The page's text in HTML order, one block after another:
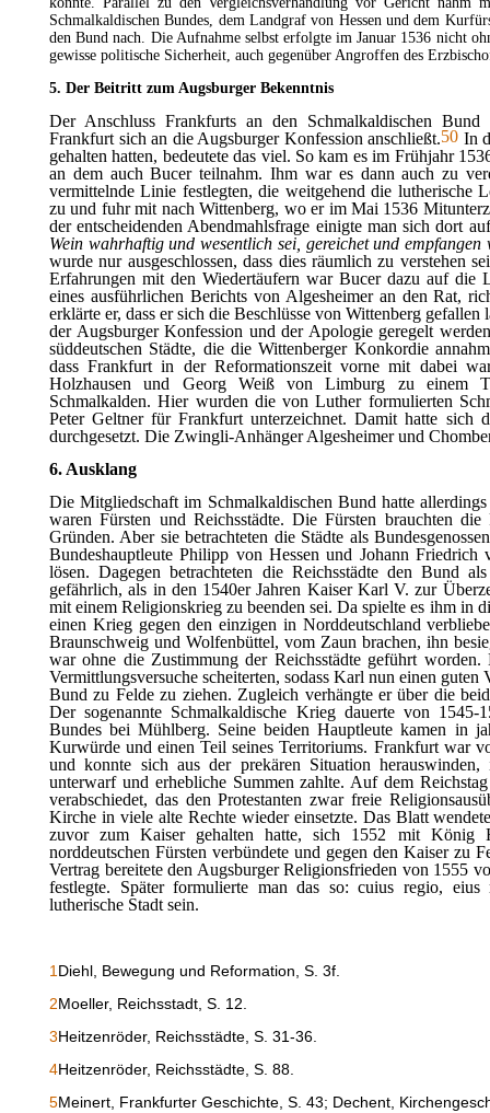
Schmalkaldischen Bundes, dem Landgraf von Hessen und dem
den Bund nach. Die Aufnahme selbst erfolgte im Januar 1536 nicht
gewisse politische Sicherheit, auch gegenüber Angroffen des
5. Der Beitritt zum Augsburger Bekenntnis
Der Anschluss Frankfurts an den Schmalkaldischen
Frankfurt sich an die Augsburger Konfession anschließt.50 In
gehalten hatten, bedeutete das viel. So kam es im Frühjahr
an dem auch Bucer teilnahm. Ihm war es dann auch zu
vermittelnde Linie festlegten, die weitgehend die lutherische
zu und fuhr mit nach Wittenberg, wo er im Mai 1536
der entscheidenden Abendmahlsfrage einigte man sich dort
Wein wahrhaftig und wesentlich sei, gereichet und
wurde nur ausgeschlossen, dass dies räumlich zu verstehen
Erfahrungen mit den Wiedertäufern war Bucer dazu auf die
eines ausführlichen Berichts von Algesheimer an den Rat,
erklärte er, dass er sich die Beschlüsse von Wittenberg gefallen
der Augsburger Konfession und der Apologie geregelt
süddeutschen Städte, die die Wittenberger Konkordie
dass Frankfurt in der Reformationszeit vorne mit dabei
Holzhausen und Georg Weiß von Limburg zu einem
Schmalkalden. Hier wurden die von Luther formulierten
Peter Geltner für Frankfurt unterzeichnet. Damit hatte sich
durchgesetzt. Die Zwingli-Anhänger Algesheimer und
6. Ausklang
Die Mitgliedschaft im Schmalkaldischen Bund hatte allerdings
waren Fürsten und Reichsstädte. Die Fürsten brauchten
Gründen. Aber sie betrachteten die Städte als
Bundeshauptleute Philipp von Hessen und Johann Friedrich
lösen. Dagegen betrachteten die Reichsstädte den Bund
gefährlich, als in den 1540er Jahren Kaiser Karl V. zur
mit einem Religionskrieg zu beenden sei. Da spielte es ihm in
einen Krieg gegen den einzigen in Norddeutschland
Braunschweig und Wolfenbüttel, vom Zaun brachen, ihn
war ohne die Zustimmung der Reichsstädte geführt
Vermittlungsversuche scheiterten, sodass Karl nun einen
Bund zu Felde zu ziehen. Zugleich verhängte er über die
Der sogenannte Schmalkaldische Krieg dauerte von
Bundes bei Mühlberg. Seine beiden Hauptleute kamen in
Kurwürde und einen Teil seines Territoriums. Frankfurt war
und konnte sich aus der prekären Situation
unterwarf und erhebliche Summen zahlte. Auf dem
verabschiedet, das den Protestanten zwar freie
Kirche in viele alte Rechte wieder einsetzte. Das Blatt
zuvor zum Kaiser gehalten hatte, sich 1552 mit König
norddeutschen Fürsten verbündete und gegen den Kaiser zu
Vertrag bereitete den Augsburger Religionsfrieden von 1555
festlegte. Später formulierte man das so: cuius regio,
lutherische Stadt sein.
1Diehl, Bewegung und Reformation, S. 3f.
2Moeller, Reichsstadt, S. 12.
3Heitzenröder, Reichsstädte, S. 31-36.
4Heitzenröder, Reichsstädte, S. 88.
5Meinert, Frankfurter Geschichte, S. 43; Dechent,